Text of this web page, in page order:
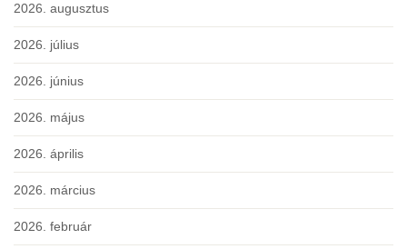
2026. augusztus
2026. július
2026. június
2026. május
2026. április
2026. március
2026. február